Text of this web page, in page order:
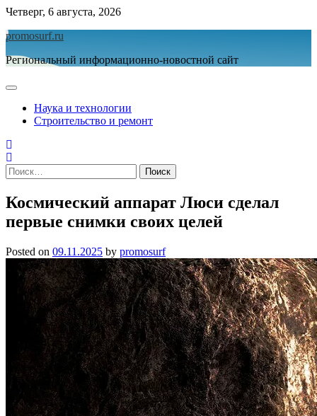
Skip
content
Четверг, 6 августа, 2026
promosurf.ru
Региональный информационно-новостной сайт
Наука и технологии
Строительство и ремонт
Найти:
Космический аппарат Люси сделал
первые снимки своих целей
Posted on 09.11.2025 by promosurf